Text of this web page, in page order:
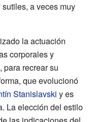
a veces muy
la actuación
corporales y
recrear su
que evolucionó
Stanislavski y es
La elección del estilo